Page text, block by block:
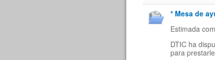
* Mesa de
Estimada
DTIC ha
para